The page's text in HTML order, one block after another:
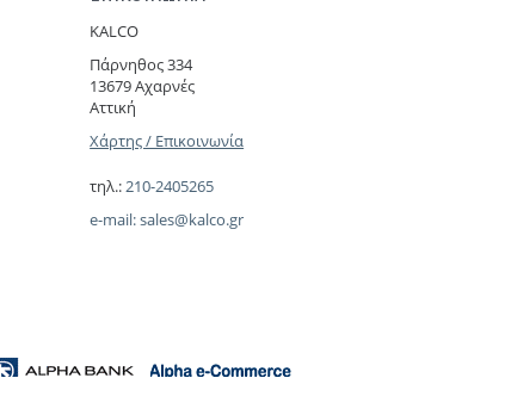
KALCO
Πάρνηθoς 334
13679 Αχαρνές
Αττική
Χάρτης / Επικοινωνία
τηλ.:210-2405265
e-mail:sales@kalco.gr